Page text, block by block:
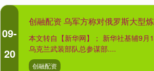
09-
20
创融配资 乌军方称对俄罗斯大型
本文转自【新华网】； 新华社基辅9月
乌克兰武装部队总参谋部....
创融配资